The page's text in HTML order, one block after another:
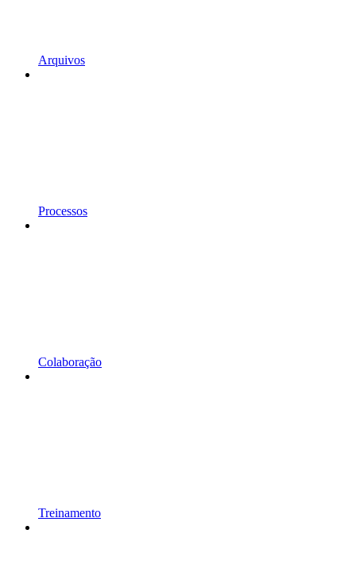
Arquivos
Processos
Colaboração
Treinamento